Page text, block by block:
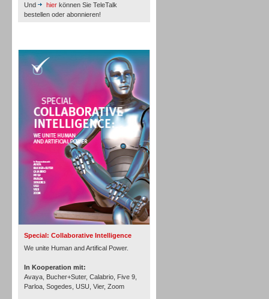
Und
hier können Sie TeleTalk
bestellen oder abonnieren!
Special: Collaborative Intelligence
We unite Human and Artifical Power.
In Kooperation mit:
Avaya, Bucher+Suter, Calabrio, Five 9,
Parloa, Sogedes, USU, Vier, Zoom
Personal
Inbound